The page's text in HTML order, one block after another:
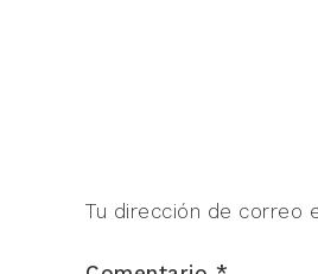
Tu dirección de correo